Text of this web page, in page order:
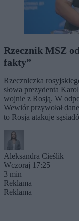
Rzecznik MSZ
fakty”
Rzeczniczka
słowa prezydenta
wojnie z Rosją. W
Wewiór przywołał
to Rosja atakuje
Aleksandra Cieślik
Wczoraj 17:25
3 min
Reklama
Reklama